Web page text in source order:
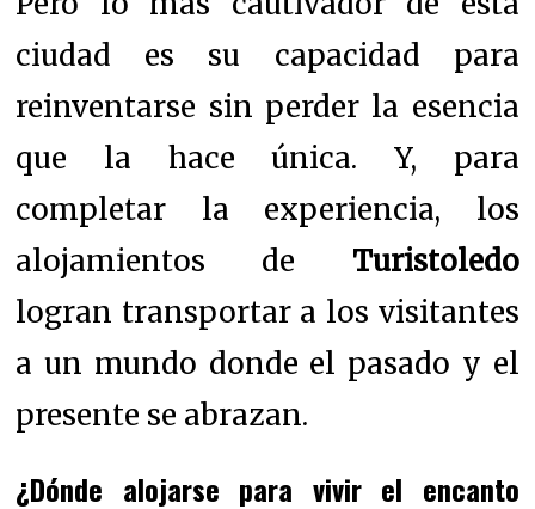
ciudad es su capacidad para
reinventarse sin perder la esencia
que la hace única. Y, para
completar la experiencia, los
alojamientos de Turistoledo
logran transportar a los visitantes
a un mundo donde el pasado y el
presente se abrazan.
¿Dónde alojarse para vivir el encanto